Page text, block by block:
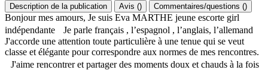
Description de la publication Avis () Commentaires/questions ()
Bonjour mes amours, Je suis Eva MARTHE jeune escorte girl
indépendante Je parle français , l’espagnol , l’anglais, l’allemand
J'accorde une attention toute particulière à une tenue qui se veut
classe et élégante pour correspondre aux normes de mes rencontres.
J'aime rencontrer et partager des moments doux et chauds à la fois